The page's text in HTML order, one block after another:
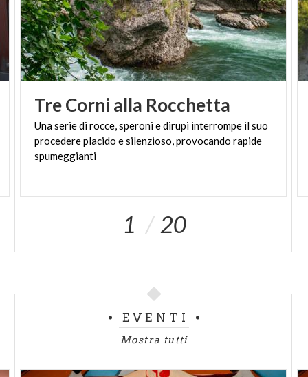
TreCorni alla Rocchetta
Una serie di rocce, speroni e dirupi interrompe il suo
procedere placido e silenzioso, provocando rapide
spumeggianti
1 20
EVENTI
Mostra tutti